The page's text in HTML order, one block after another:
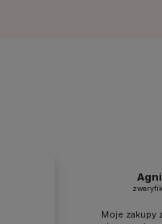
Moje zakupy